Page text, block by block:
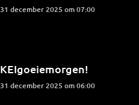
31 december 2025 om 07:00
KEIgoeiemorgen!
31 december 2025 om 06:00